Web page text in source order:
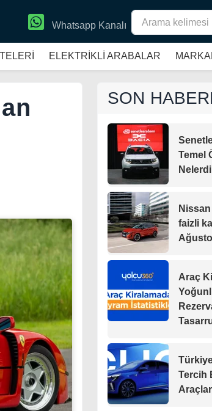
Whatsapp Kanalı
ELEKTRİKLİ ARABALAR
SON
Temel
Nissan
faizli
Araç
Tercih